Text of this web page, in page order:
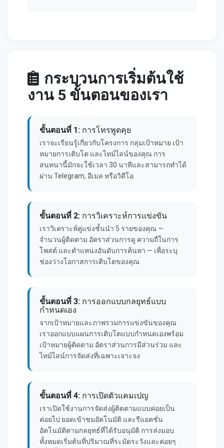
กระบวนการเริ่มต้นใช้
งาน 5 ขั้นตอนของเรา
ขั้นตอนที่ 1: การโทรพูดคุย
เราจะเรียนรู้เกี่ยวกับโครงการ กลุ่มเป้าหมาย เป้า
หมายการเติบโต และไทม์ไลน์ของคุณ การ
สนทนานี้มักจะใช้เวลา 30 นาทีและสามารถทำได้
ผ่าน Telegram, อีเมล หรือวิดีโอ
ขั้นตอนที่ 2: การวิเคราะห์การแข่งขัน
เราวิเคราะห์คู่แข่งชั้นนำ 5 รายของคุณ —
จำนวนผู้ติดตาม อัตราส่วนการดู ความถี่ในการ
โพสต์ และตำแหน่งอันดับการค้นหา — เพื่อระบุ
ช่องว่างโอกาสการเติบโตของคุณ
ขั้นตอนที่ 3: การออกแบบกลยุทธ์แบบ
กำหนดเอง
จากเป้าหมายและภาพรวมการแข่งขันของคุณ
เราออกแบบแผนการเติบโตแบบกำหนดเองพร้อม
เป้าหมายผู้ติดตาม อัตราส่วนการมีส่วนร่วม และ
ไทม์ไลน์การจัดส่งที่เฉพาะเจาะจง
ขั้นตอนที่ 4: การเปิดตัวแคมเปญ
เราเปิดใช้งานการจัดส่งผู้ติดตามแบบค่อยเป็น
ค่อยไป ยอดเข้าชมอัตโนมัติ และรีแอคชั่น
อัตโนมัติตามกลยุทธ์ที่ได้รับอนุมัติ การส่งมอบ
ทั้งหมดเริ่มต้นที่ปริมาณที่ระมัดระวังและค่อยๆ